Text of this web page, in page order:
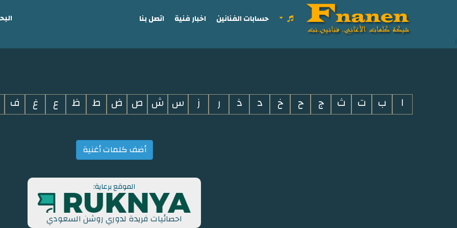
i
حسابات الفنانين اخبار فنية اتصل بنا
ا ب ت ث ج ح خ د ذ ر ز س ش ص ض ط ظ ع غ ف
أضف كلمات أغنية
الموقع برعاية:
احصائيات فريدة لدوري روشن السعودي